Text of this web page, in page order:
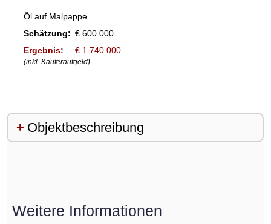
Öl auf Malpappe
Schätzung: € 600.000
Ergebnis:
€ 1.740.000
(inkl. Käuferaufgeld)
Objektbeschreibung
Weitere Informationen